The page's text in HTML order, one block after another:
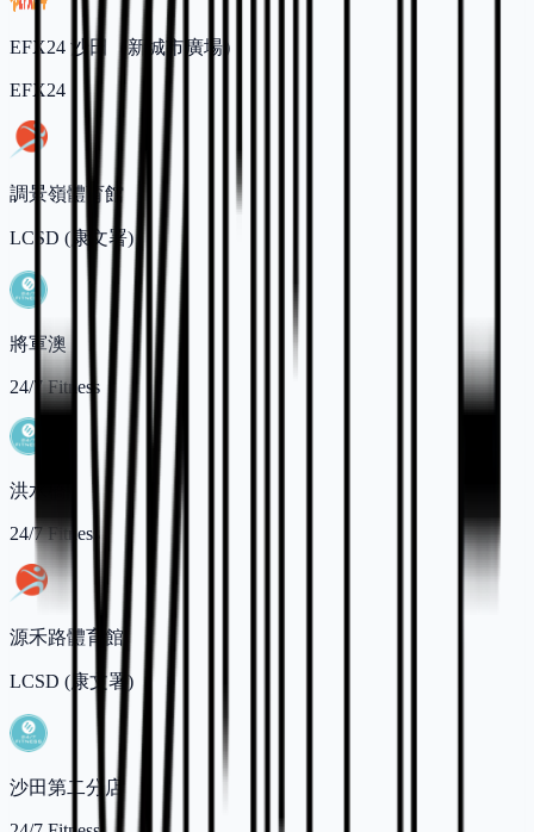
EFX24 沙田（新城市廣場）
EFX24
調景嶺體育館
LCSD (康文署)
將軍澳
24/7 Fitness
洪水橋
24/7 Fitness
源禾路體育館
LCSD (康文署)
沙田第二分店